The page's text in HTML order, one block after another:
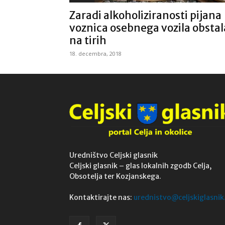
Zaradi alkoholiziranosti pijana
voznica osebnega vozila
na tirih
18. decembra, 2018
Uredništvo Celjski glasnik
Celjski glasnik – glas lokalnih zgodb Celja,
Obsotelja ter Kozjanskega.
Kontaktirajte nas: